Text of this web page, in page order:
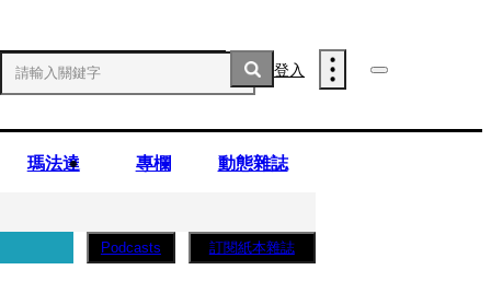
登入
瑪法達 專欄 動態雜誌
Podcasts 訂閱紙本雜誌